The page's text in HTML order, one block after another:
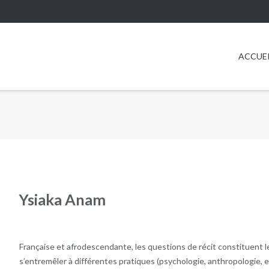
Ysiaka Anam
Française et afrodescendante, les questions de récit constituent
s’entremêler à différentes pratiques (psychologie, anthropologie,